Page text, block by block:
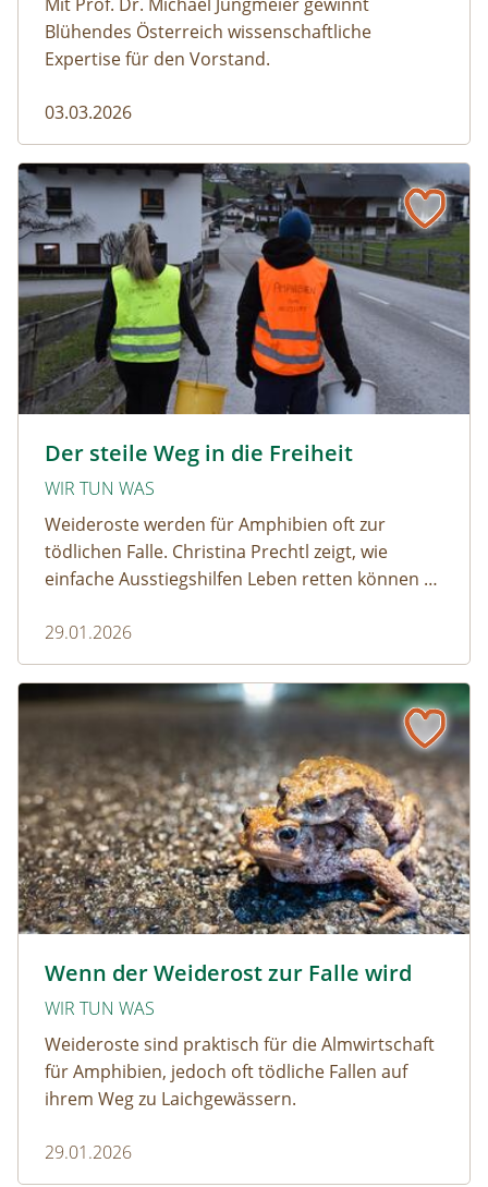
Blühendes Österreich wissenschaftliche
Expertise für den Vorstand.
03.03.2026
Der steile Weg in die Freiheit
WIR TUN WAS
Weideroste werden für Amphibien oft zur
tödlichen Falle. Christina Prechtl zeigt, wie
einfache Ausstiegshilfen Leben retten können –
Aufwand.
29.01.2026
Der steile Weg in die Freiheit
Wenn der Weiderost zur Falle wird
WIR TUN WAS
Weideroste sind praktisch für die Almwirtschaft
für Amphibien, jedoch oft tödliche Fallen auf
ihrem Weg zu Laichgewässern.
29.01.2026
Wenn der Weiderost zur Falle wird